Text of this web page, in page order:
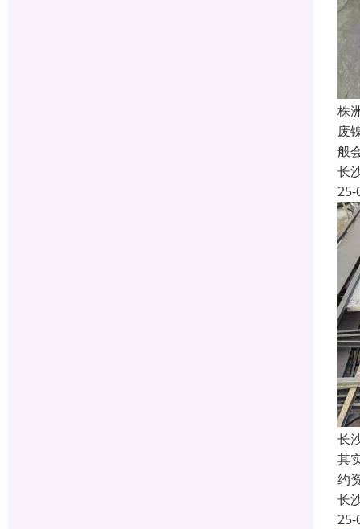
株
废
般
长
25-
长
其
约
长
25-